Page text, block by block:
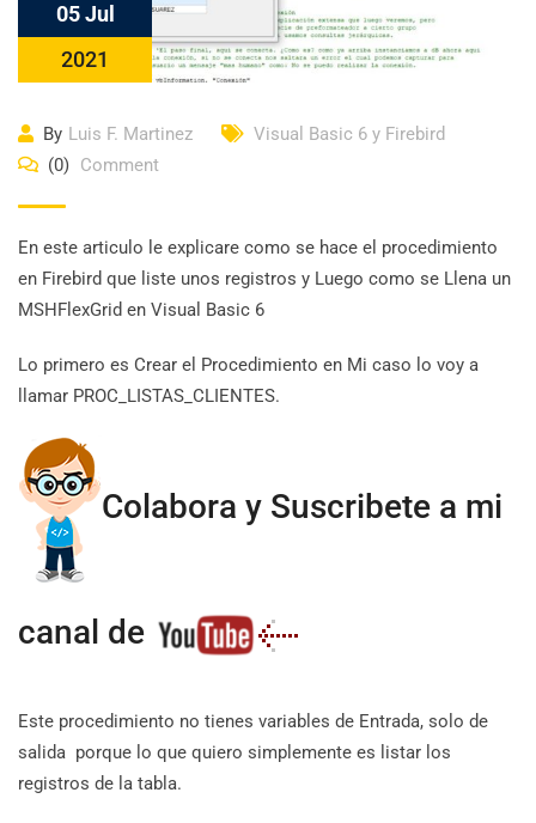
05 Jul
2021
By Luis F. Martinez
Visual Basic 6 y Firebird
(0) Comment
En este articulo le explicare como se hace el procedimiento
en Firebird que liste unos registros y Luego como se Llena un
MSHFlexGrid en Visual Basic 6
Lo primero es Crear el Procedimiento en Mi caso lo voy a
llamar PROC_LISTAS_CLIENTES.
Colabora y Suscribete a mi
canal de
Este procedimiento no tienes variables de Entrada, solo de
salida porque lo que quiero simplemente es listar los
registros de la tabla.